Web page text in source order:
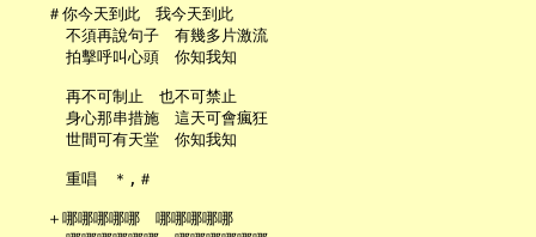
   ＃你今天到此　我今天到此
     不須再說句子　有幾多片激流
     拍擊呼叫心頭　你知我知
     再不可制止　也不可禁止
     身心那串措施　這天可會瘋狂
     世間可有天堂　你知我知
     重唱　＊,＃
   ＋哪哪哪哪哪　哪哪哪哪哪